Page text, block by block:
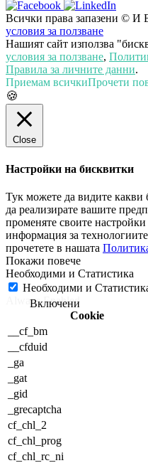
Всички права запазени ©
условия за ползване
Нашият сайт използва
условия за ползване,
Правила за личните данни.
Приемам всичкиПрочети
🍪
Close
Настройки на бисквитки
Тук можете да видите какви
да реализирате вашите
променяте своите
информация за
прочетете в нашата
Необходими и Статистика
Необходими и
Always Enabled
Cookie
__cf_bm
__cfduid
_ga
_gat
_gid
_grecaptcha
cf_chl_2
cf_chl_prog
cf_chl_rc_ni